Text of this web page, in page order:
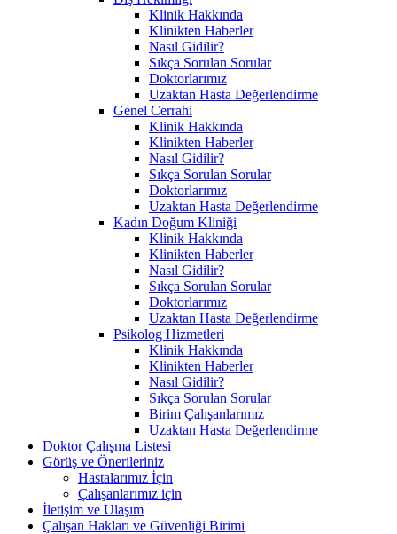
Klinik Hakkında
Klinikten Haberler
Nasıl Gidilir?
Sıkça Sorulan Sorular
Doktorlarımız
Uzaktan Hasta Değerlendirme
Genel Cerrahi
Klinik Hakkında
Klinikten Haberler
Nasıl Gidilir?
Sıkça Sorulan Sorular
Doktorlarımız
Uzaktan Hasta Değerlendirme
Kadın Doğum Kliniği
Klinik Hakkında
Klinikten Haberler
Nasıl Gidilir?
Sıkça Sorulan Sorular
Doktorlarımız
Uzaktan Hasta Değerlendirme
Psikolog Hizmetleri
Klinik Hakkında
Klinikten Haberler
Nasıl Gidilir?
Sıkça Sorulan Sorular
Birim Çalışanlarımız
Uzaktan Hasta Değerlendirme
Doktor Çalışma Listesi
Görüş ve Önerileriniz
Hastalarımız İçin
Çalışanlarımız için
İletişim ve Ulaşım
Çalışan Hakları ve Güvenliği Birimi